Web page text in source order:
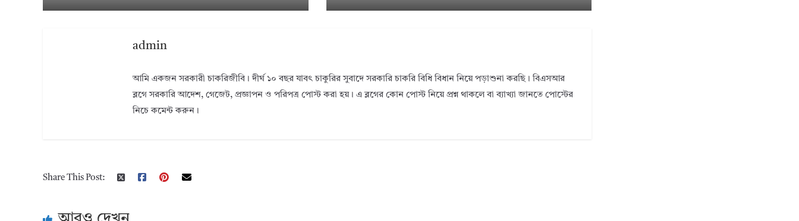
admin
আমি একজন সরকারী চাকরিজীবি। দীর্ঘ ১০ বছর যাবৎ চাকুরির সুবাদে সরকারি চাকরি বিধি বিধান নিয়ে পড়াশুনা করছি। বিএসআর
ব্লগে সরকারি আদেশ, গেজেট, প্রজ্ঞাপন ও পরিপত্র পোস্ট করা হয়। এ ব্লগের কোন পোস্ট নিয়ে প্রশ্ন থাকলে বা ব্যাখ্যা জানতে পোস্টের
নিচে কমেন্ট করুন।
Share This Post: